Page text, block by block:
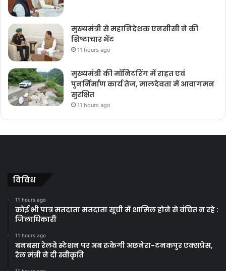
मुख्यमंत्री से महानिदेशक एनसीसी ने की
शिष्टाचार भेंट
11 hours ago
मुख्यमंत्री की मॉनिटरिंग में राहत एवं
पुनर्निर्माण कार्य तेज, मालदेवता में आवागमन
सुरक्षित
11 hours ago
विविध
11 hours ago
कोई भी पात्र मतदाता मतदाता सूची में शामिल होने से वंचित न रहे :
जिलाधिकारी
11 hours ago
बनबसा रेलवे स्टेशन पर अब रुकेगी अछनेरा-टनकपुर एक्सप्रेस,
रेल मंत्री ने दी स्वीकृति